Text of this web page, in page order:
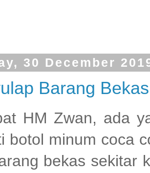
30 December
Barang
HM Zwan, ada
botol minum coca
bekas sekitar